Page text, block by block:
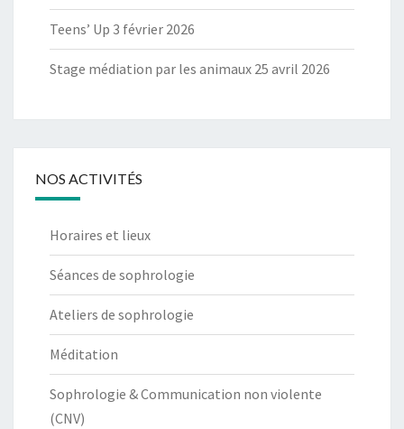
Teens’ Up 3 février 2026
Stage médiation par les animaux 25 avril 2026
NOS ACTIVITÉS
Horaires et lieux
Séances de sophrologie
Ateliers de sophrologie
Méditation
Sophrologie & Communication non violente
(CNV)